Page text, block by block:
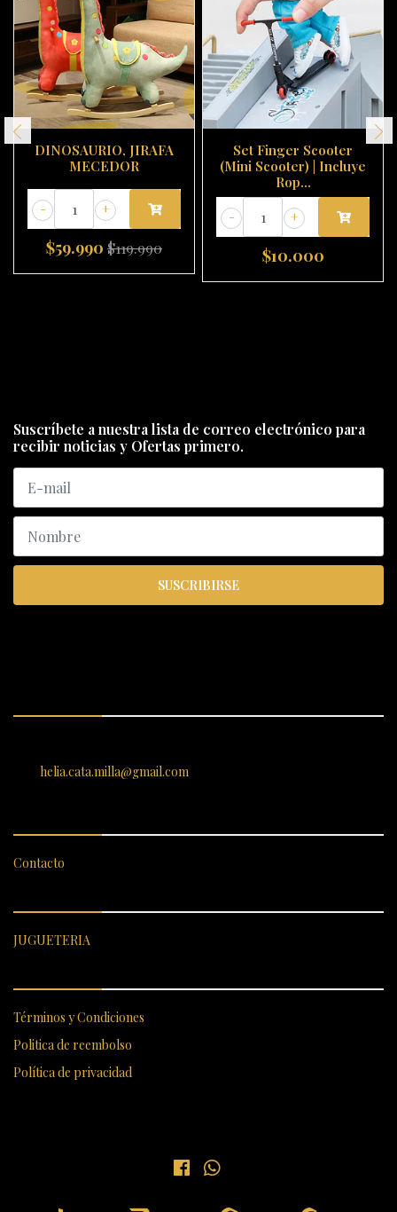
DINOSAURIO, JIRAFA
MECEDOR
+
-
$59.990 $119.990
Set Finger Scooter
(Mini Scooter) | Incluye
Rop...
+
-
$10.000
Suscríbete a nuestra lista de correo electrónico para
recibir noticias y Ofertas primero.
SUSCRIBIRSE
helia.cata.milla@gmail.com
Contacto
JUGUETERIA
Términos y Condiciones
Politica de reembolso
Política de privacidad